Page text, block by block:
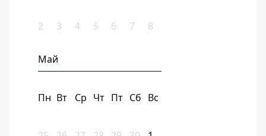
2 3 4 5 6 7 8
Май
Пн Вт Ср Чт Пт Сб Вс